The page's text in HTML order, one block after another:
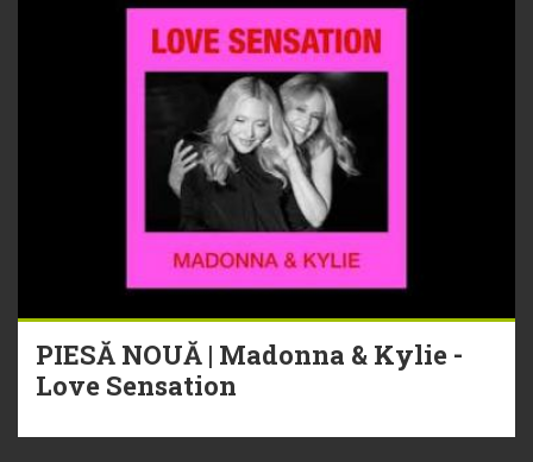
PIESĂ NOUĂ | Madonna & Kylie -
Love Sensation